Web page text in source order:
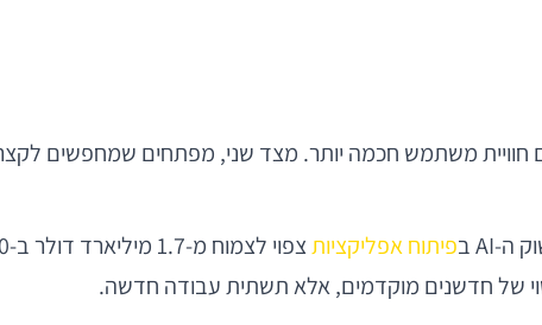
חוויית משתמש חכמה יותר. מצד שני, מפתחים שמחפשים
פיתוח אפליקציות